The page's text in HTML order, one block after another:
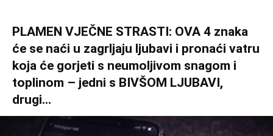
PLAMEN VJEČNE STRASTI: OVA 4 znaka
će se naći u zagrljaju ljubavi i pronaći vatru
koja će gorjeti s neumoljivom snagom i
toplinom – jedni s BIVŠOM LJUBAVI,
drugi...